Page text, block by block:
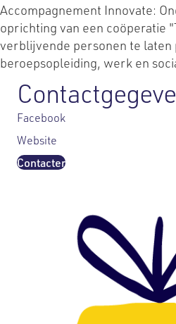
Accompagnement Innovate:
oprichting van een coöperatie
verblijvende personen te laten
beroepsopleiding, werk en
Facebook
Website
Contacter